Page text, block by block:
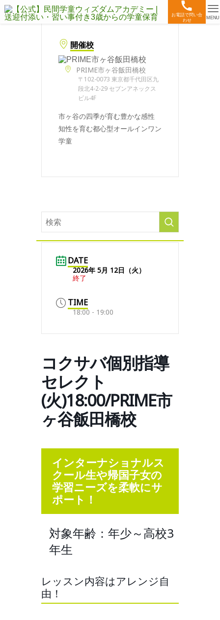
お電話で問い合
わせ
MENU
開催校
PRIME市ヶ谷飯田橋校
〒102-0073 東京都千代田区九
段北4-2-29 セブンアネックス
ビル4F
市ヶ谷の四季が育む豊かな感性
知性を育む都心型オールインワン
学童
DATE
2026年 5月 12日（火）
終了
TIME
18:00 - 19:00
コクサバ個別指導
セレクト
(火)18:00/PRIME市
ヶ谷飯田橋校
インターナショナルス
クール生や帰国子女の
学習ニーズを柔軟にサ
ポート！
対象年齢：年少～高校3
年生
レッスン内容はアレンジ自
由！